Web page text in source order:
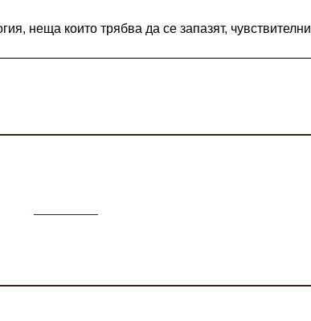
неща които трябва да се запазят, чувствителни